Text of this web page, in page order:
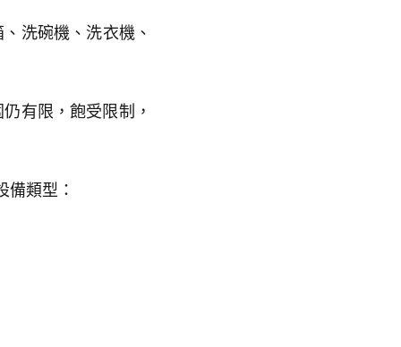
洗碗機、洗衣機、
有限，飽受限制，
備類型：